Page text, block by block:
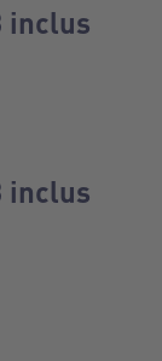
inclus
inclus